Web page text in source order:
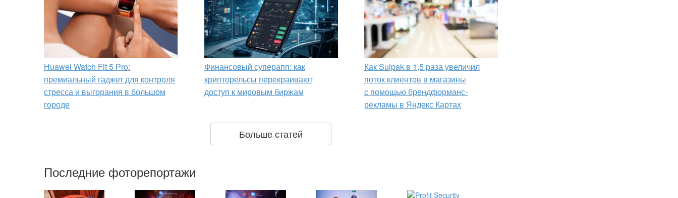
Huawei Watch Fit 5 Pro:
премиальный гаджет для контроля
стресса и выгорания в большом
городе
Финансовый суперапп: как
крипторельсы перекраивают
доступ к мировым биржам
Как Sulpak в 1,5 раза увеличил
поток клиентов в магазины
с помощью брендформанс-
рекламы в Яндекс Картах
Больше статей
Последние фоторепортажи